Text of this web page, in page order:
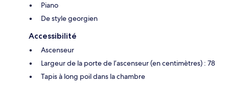
Piano
De style georgien
Accessibilité
Ascenseur
Largeur de la porte de l’ascenseur (en centimètres) : 78
Tapis à long poil dans la chambre